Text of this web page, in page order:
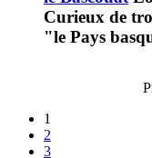
Curieux de
"le Pays
1
2
3